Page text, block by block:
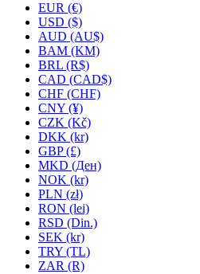
EUR (€)
USD ($)
AUD (AU$)
BAM (KM)
BRL (R$)
CAD (CAD$)
CHF (CHF)
CNY (¥)
CZK (Kč)
DKK (kr)
GBP (£)
MKD (Ден)
NOK (kr)
PLN (zł)
RON (lei)
RSD (Din.)
SEK (kr)
TRY (TL)
ZAR (R)